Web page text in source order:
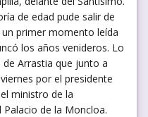
de edad pude salir de
primer momento leída
los años venideros. Lo
Arrastia que junto a
por el presidente
ministro de la
Palacio de la Moncloa.